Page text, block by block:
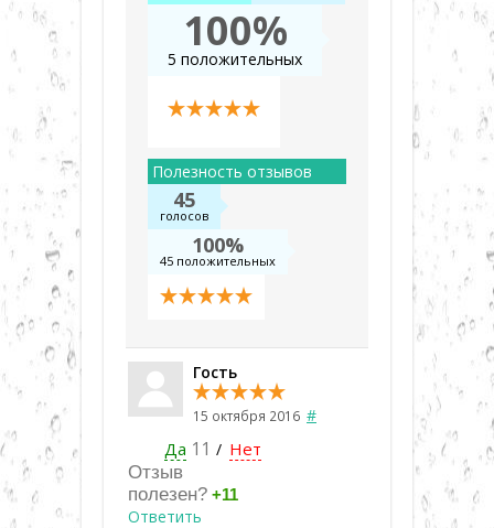
100%
5 положительных
Полезность отзывов
45
голосов
100%
45 положительных
Гость
15 октября 2016 #
Да 11 / Нет
Отзыв
полезен? +11
Ответить